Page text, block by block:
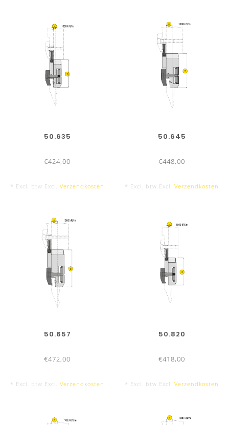
50.635
€424,00
* Excl. btw Excl. Verzendkosten
50.645
€448,00
* Excl. btw Excl. Verzendkosten
50.657
€472,00
* Excl. btw Excl. Verzendkosten
50.820
€418,00
* Excl. btw Excl. Verzendkosten